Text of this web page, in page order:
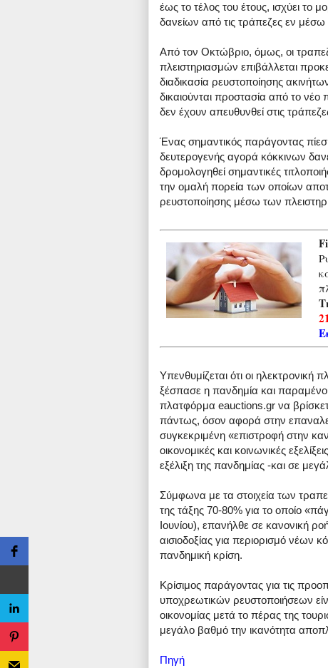
έως το τέλος του έτους, ισχύει το
δανείων από τις τράπεζες εν
Από τον Οκτώβριο, όμως, οι
πλειστηριασμών επιβάλλεται
διαδικασία ρευστοποίησης
δικαιούνται προστασία από το νέο
δεν έχουν απευθυνθεί στις
Ένας σημαντικός παράγοντας
δευτερογενής αγορά κόκκινων
δρομολογηθεί σημαντικές
την ομαλή πορεία των οποίων
ρευστοποίησης μέσω των
Υπενθυμίζεται ότι οι
ξέσπασε η πανδημία και
πλατφόρμα eauctions.gr να
πάντως, όσον αφορά στην
συγκεκριμένη «επιστροφή στην
οικονομικές και κοινωνικές
εξέλιξη της πανδημίας -και σε
Σύμφωνα με τα στοιχεία των
της τάξης 70-80% για το οποίο
Ιουνίου), επανήλθε σε κανονική
αισιοδοξίας για περιορισμό νέων
πανδημική κρίση.
Κρίσιμος παράγοντας για τις
υποχρεωτικών ρευστοποιήσεων
οικονομίας μετά το πέρας της
μεγάλο βαθμό την ικανότητα
Πηγή